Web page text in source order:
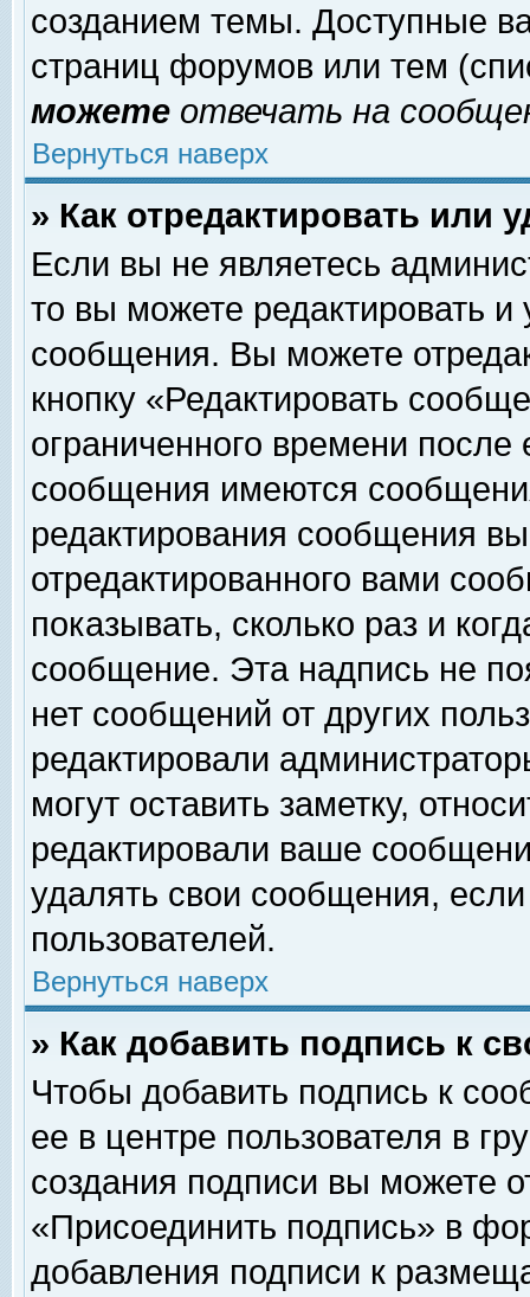
созданием темы. Доступные
страниц форумов или тем
можете отвечать на
Вернуться наверх
» Как отредактировать или
Если вы не являетесь
то вы можете редактировать и
сообщения. Вы можете
кнопку «Редактировать
ограниченного времени
сообщения имеются
редактирования сообщения
отредактированного вами
показывать, сколько раз и
сообщение. Эта надпись не
нет сообщений от других
редактировали
могут оставить заметку,
редактировали ваше
удалять свои сообщения,
пользователей.
Вернуться наверх
» Как добавить подпись к
Чтобы добавить подпись к
ее в центре пользователя в
создания подписи вы можете
«Присоединить подпись» в
добавления подписи к